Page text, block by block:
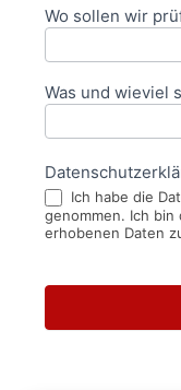
Wo sollen wir
Was und wieviel
Ich habe die
genommen. Ich bin
erhobenen Daten